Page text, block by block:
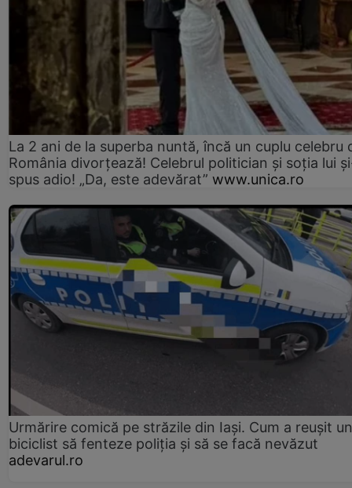
La 2 ani de la superba nuntă, încă un cuplu celebru
România divorțează! Celebrul politician și soția lui
spus adio! „Da, este adevărat” www.unica.ro
Urmărire comică pe străzile din Iași. Cum a reușit un
biciclist să fenteze poliția și să se facă nevăzut
adevarul.ro